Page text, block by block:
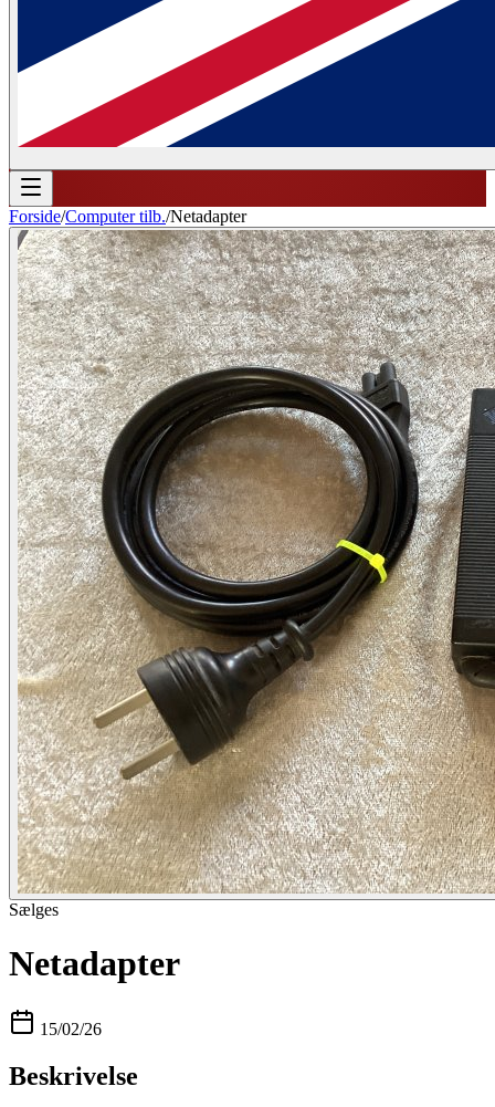
Forside/Computer tilb./Netadapter
Sælges
Netadapter
15/02/26
Beskrivelse